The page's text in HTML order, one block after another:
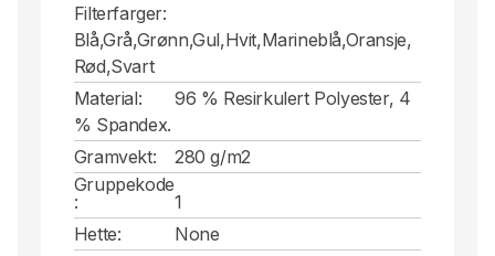
Filterfarger:
Blå,Grå,Grønn,Gul,Hvit,Marineblå,Oransje,
Rød,Svart
Material:
96 % Resirkulert Polyester, 4
% Spandex.
Gramvekt:
280 g/m2
Gruppekode
:
1
Hette:
None